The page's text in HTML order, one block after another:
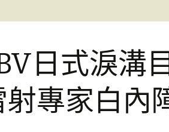
日式淚溝目
專家白內